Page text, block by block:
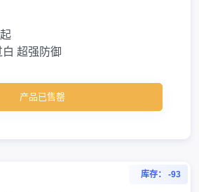
白 超强防御
产品已售罄
库存： -93